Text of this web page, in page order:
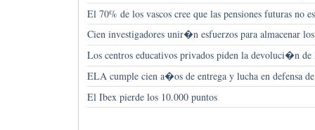
El 70% de los vascos cree que las pensiones futuras no
Cien investigadores unir�n esfuerzos para almacenar
Los centros educativos privados piden la devoluci�n
ELA cumple cien a�os de entrega y lucha en defensa
El Ibex pierde los 10.000 puntos